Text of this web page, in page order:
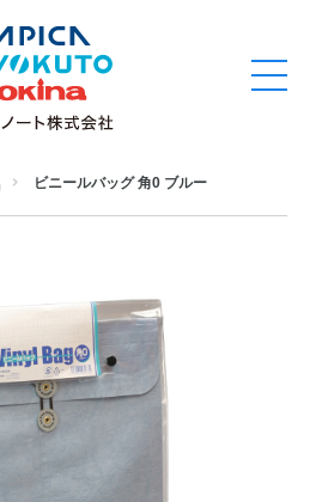
閉
インダー
品
ビニールバッグ 角0 ブルー